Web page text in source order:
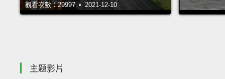
觀看次數：29997 • 2021-12-10
主題影片